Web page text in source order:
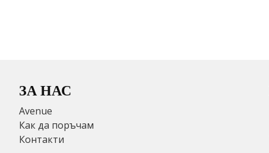
ЗА НАС
Avenue
Как да поръчам
Контакти